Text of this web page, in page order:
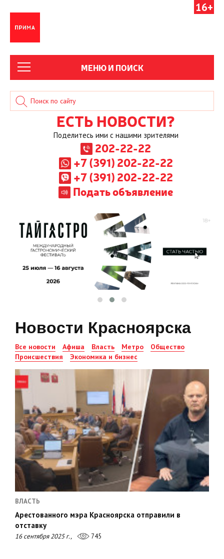
16+
МЕНЮ И ПОИСК
ЕСТЬ НОВОСТИ?
Поделитесь ими с нашими зрителями
202-22-22
+7 (391) 202-22-22
+7 (391) 202-22-22
Подать объявление
Новости Красноярска
Все новости Афиша Власть Метро
Общество
Происшествия
Экономика и бизнес
ВЛАСТЬ
Арестованного мэра Красноярска отправили в
отставку
16 сентября 2025 г., 745